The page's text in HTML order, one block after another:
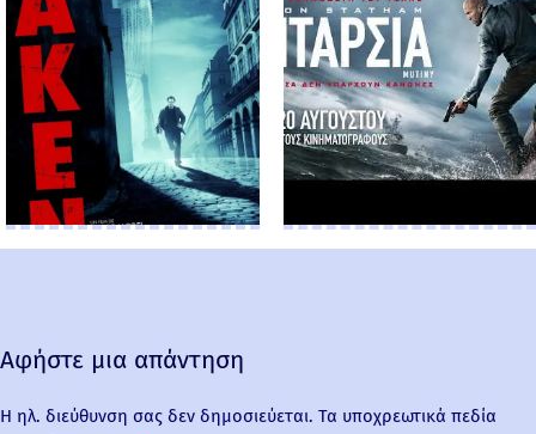
Αφήστε μια απάντηση
Η ηλ. διεύθυνση σας δεν δημοσιεύεται. Τα υποχρεωτικά πεδία